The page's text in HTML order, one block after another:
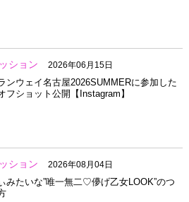
ション 2026年06月15日
ンウェイ名古屋2026SUMMERに参加した
フショット公開【Instagram】
ション 2026年08月04日
みたいな”唯一無二♡儚げ乙女LOOK”のつ